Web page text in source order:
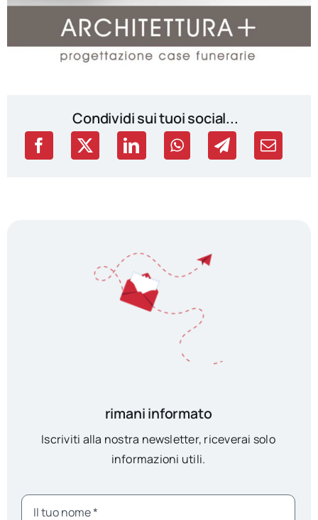
Condividi sui tuoi social...
rimani informato
Iscriviti alla nostra newsletter, riceverai solo
informazioni utili.